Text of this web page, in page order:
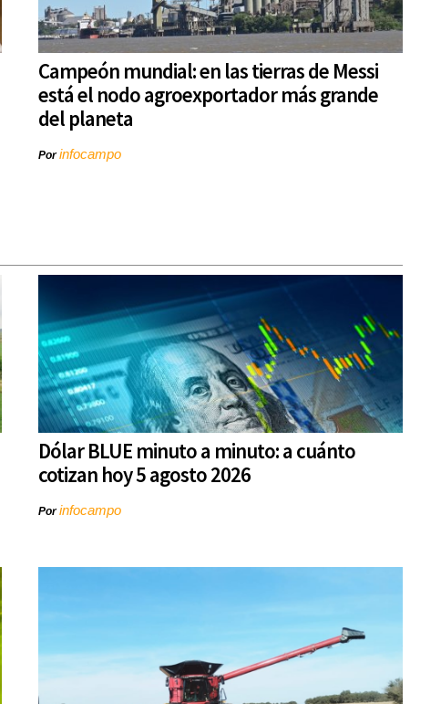
Campeón mundial: en las tierras de Messi
está el nodo agroexportador más grande
del planeta
Porinfocampo
Dólar BLUE minuto a minuto: a cuánto
cotizan hoy 5 agosto 2026
Porinfocampo